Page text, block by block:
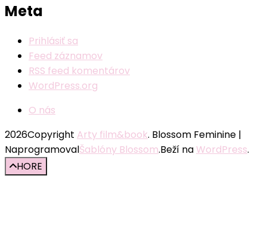
Meta
Prihlásiť sa
Feed záznamov
RSS feed komentárov
WordPress.org
O nás
2026Copyright Arty film&book. Blossom Feminine |
NaprogramovalŠablóny Blossom.Beží naWordPress.
HORE